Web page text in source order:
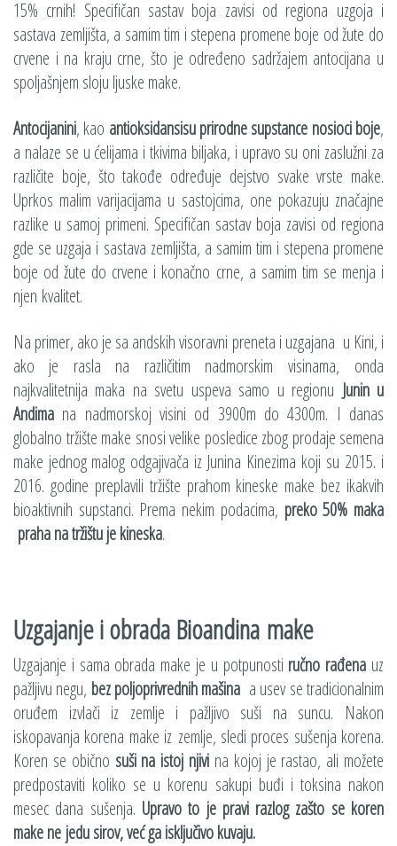
15% crnih! Specifičan sastav boja zavisi od regiona uzgoja i
sastava zemljišta, a samim tim i stepena promene boje od žute do
crvene i na kraju crne, što je određeno sadržajem antocijana u
spoljašnjem sloju ljuske make.
Antocijanini, kao antioksidansisu prirodne supstance nosioci boje,
a nalaze se u ćelijama i tkivima biljaka, i upravo su oni zaslužni za
različite boje, što takođe određuje dejstvo svake vrste make.
Uprkos malim varijacijama u sastojcima, one pokazuju značajne
razlike u samoj primeni. Specifičan sastav boja zavisi od regiona
gde se uzgaja i sastava zemljišta, a samim tim i stepena promene
boje od žute do crvene i konačno crne, a samim tim se menja i
njen kvalitet.
Na primer, ako je sa andskih visoravni preneta i uzgajana u Kini, i
ako je rasla na različitim nadmorskim visinama, onda
najkvalitetnija maka na svetu uspeva samo u regionu Junin u
Andima na nadmorskoj visini od 3900m do 4300m. I danas
globalno tržište make snosi velike posledice zbog prodaje semena
make jednog malog odgajivača iz Junina Kinezima koji su 2015. i
2016. godine preplavili tržište prahom kineske make bez ikakvih
bioaktivnih supstanci. Prema nekim podacima, preko 50% maka
praha na tržištu je kineska.
Uzgajanje i obrada Bioandina make
Uzgajanje i sama obrada make je u potpunosti ručno rađena uz
pažljivu negu, bez poljoprivrednih mašina a usev se tradicionalnim
oruđem izvlači iz zemlje i pažljivo suši na suncu. Nakon
iskopavanja korena make iz zemlje, sledi proces sušenja korena.
Koren se obično suši na istoj njivi na kojoj je rastao, ali možete
predpostaviti koliko se u korenu sakupi buđi i toksina nakon
mesec dana sušenja. Upravo to je pravi razlog zašto se koren
make ne jedu sirov, već ga isključivo kuvaju.